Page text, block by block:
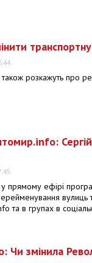
також розкажуть
прямому ефірі
вулиць
та в групах в
змінила